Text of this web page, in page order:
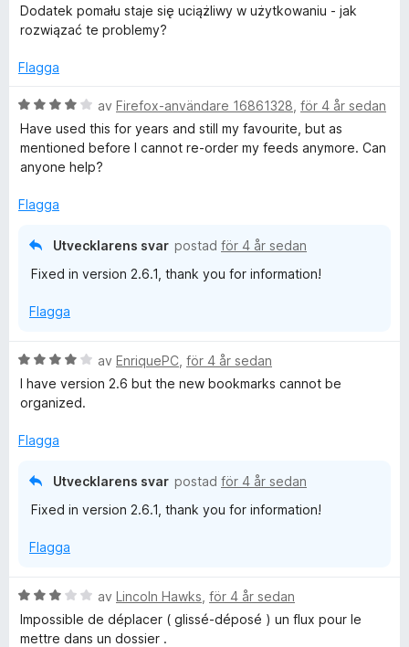
Dodatek pomału staje się uciążliwy w użytkowaniu - jak
rozwiązać te problemy?
Flagga
B
e
t
y
s
av Firefox-användare 16861328 för 4 år sedan
Have used this for years and still my favourite, but as
mentioned before I cannot re-order my feeds anymore. Can
anyone help?
Flagga
Utvecklarens svar postad för 4 år sedan
Fixed in version 2.6.1, thank you for information!
Flagga
B
e
t
g
5
av EnriquePC för 4 år sedan
I have version 2.6 but the new bookmarks cannot be
organized.
Flagga
Utvecklarens svar postad för 4 år sedan
Fixed in version 2.6.1, thank you for information!
Flagga
B
e
t
av Lincoln Hawks för 4 år sedan
Impossible de déplacer ( glissé-déposé ) un flux pour le
mettre dans un dossier .